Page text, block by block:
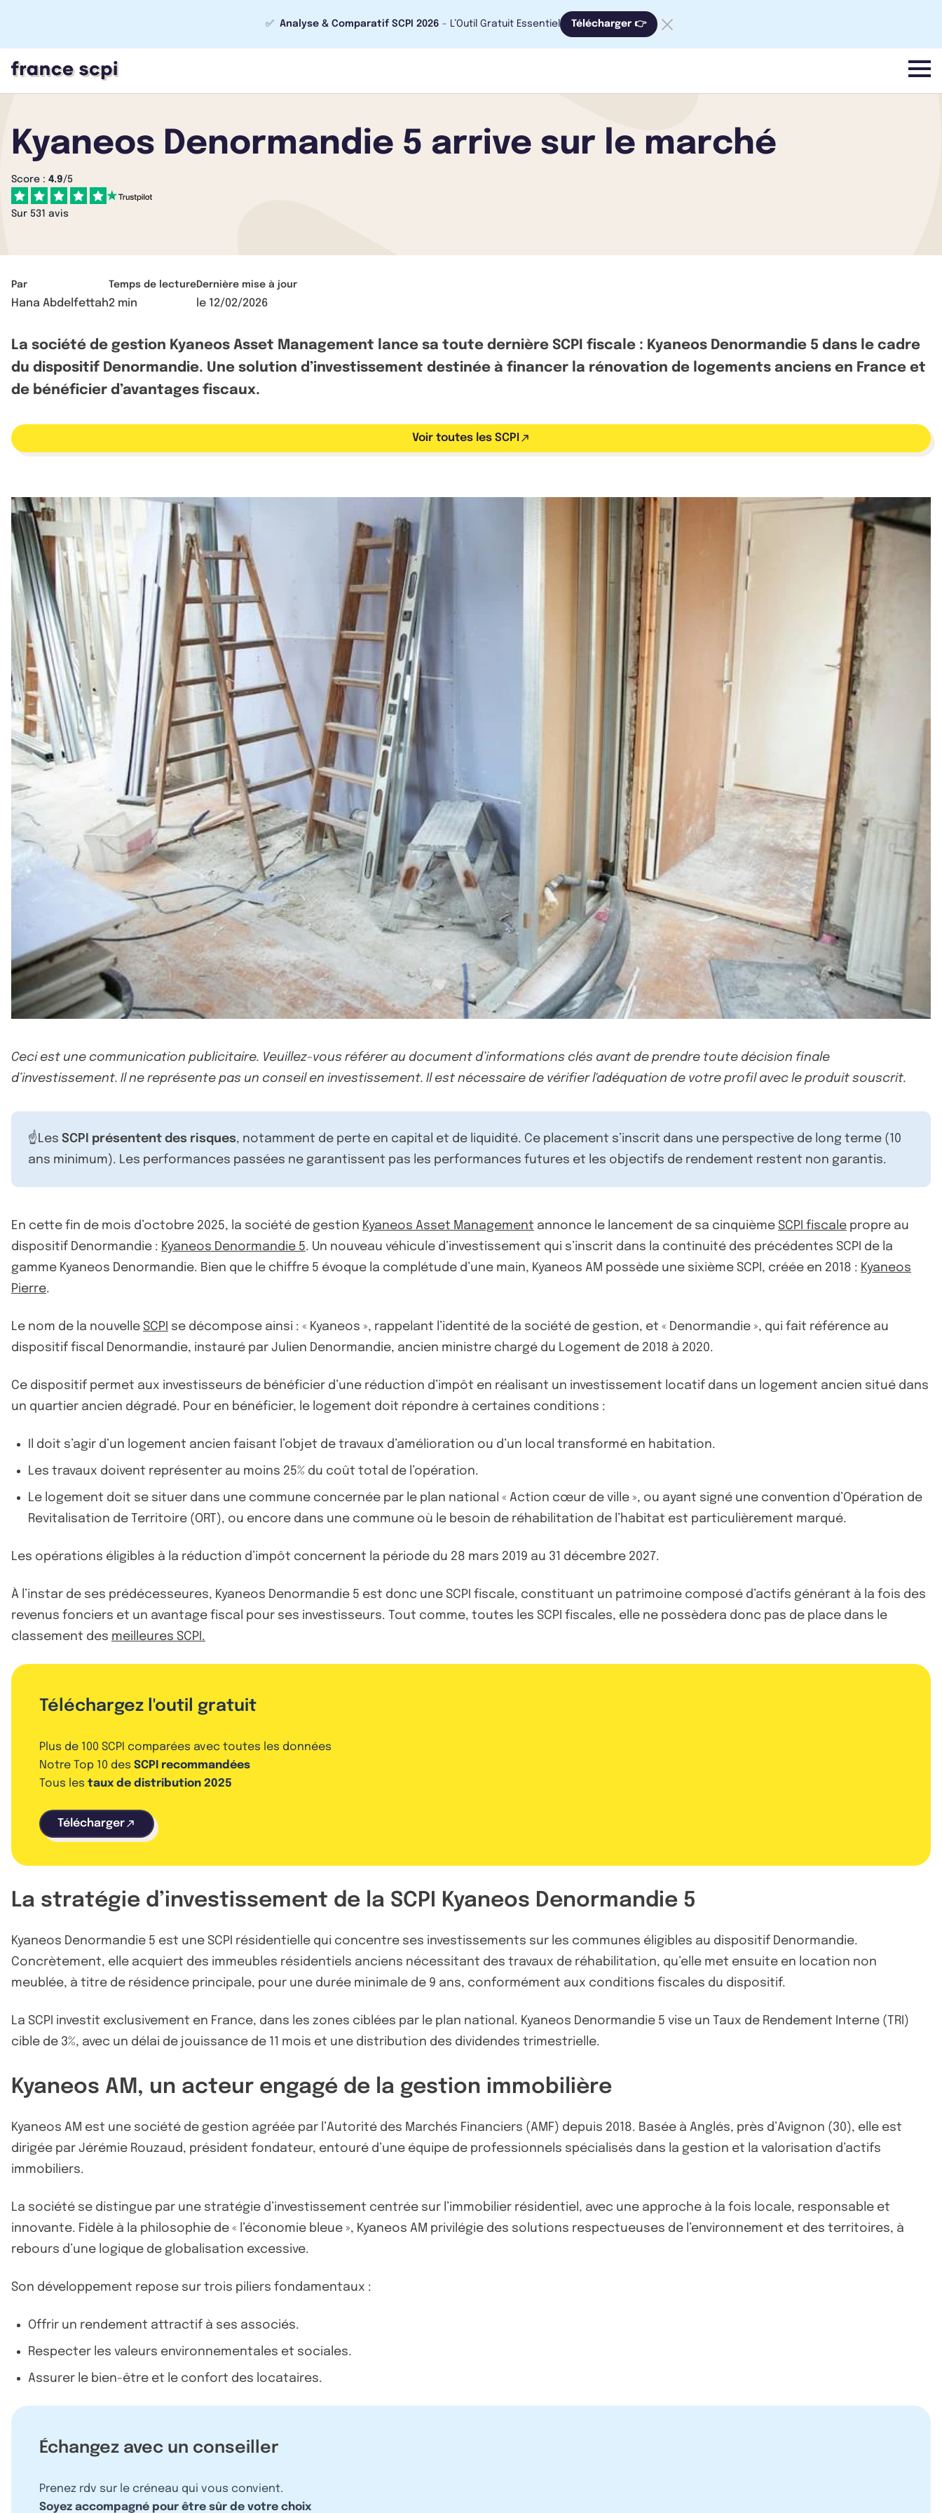
✅ Analyse & Comparatif SCPI 2026 - L’Outil Gratuit Essentiel Télécharger 👉
menu
Kyaneos Denormandie 5 arrive sur le marché
Score : 4.9/5
Sur 531 avis
Par
Hana Abdelfettah
Temps de lecture
2 min
Dernière mise à jour
le 12/02/2026
La société de gestion Kyaneos Asset Management lance sa toute dernière SCPI fiscale : Kyaneos Denormandie 5 dans le cadre
du dispositif Denormandie. Une solution d’investissement destinée à financer la rénovation de logements anciens en France et
de bénéficier d’avantages fiscaux.
Voir toutes les SCPI
Ceci est une communication publicitaire. Veuillez-vous référer au document d’informations clés avant de prendre toute décision finale
d’investissement. Il ne représente pas un conseil en investissement. Il est nécessaire de vérifier l'adéquation de votre profil avec le produit souscrit.
☝️Les SCPI présentent des risques, notamment de perte en capital et de liquidité. Ce placement s’inscrit dans une perspective de long terme (10
ans minimum). Les performances passées ne garantissent pas les performances futures et les objectifs de rendement restent non garantis.
En cette fin de mois d’octobre 2025, la société de gestion Kyaneos Asset Management annonce le lancement de sa cinquième SCPI fiscale propre au
dispositif Denormandie : Kyaneos Denormandie 5. Un nouveau véhicule d’investissement qui s’inscrit dans la continuité des précédentes SCPI de la
gamme Kyaneos Denormandie. Bien que le chiffre 5 évoque la complétude d’une main, Kyaneos AM possède une sixième SCPI, créée en 2018 : Kyaneos
Pierre.
Le nom de la nouvelle SCPI se décompose ainsi : « Kyaneos », rappelant l’identité de la société de gestion, et « Denormandie », qui fait référence au
dispositif fiscal Denormandie, instauré par Julien Denormandie, ancien ministre chargé du Logement de 2018 à 2020.
Ce dispositif permet aux investisseurs de bénéficier d’une réduction d’impôt en réalisant un investissement locatif dans un logement ancien situé dans
un quartier ancien dégradé. Pour en bénéficier, le logement doit répondre à certaines conditions :
Il doit s’agir d’un logement ancien faisant l’objet de travaux d’amélioration ou d’un local transformé en habitation.
Les travaux doivent représenter au moins 25% du coût total de l’opération.
Le logement doit se situer dans une commune concernée par le plan national « Action cœur de ville », ou ayant signé une convention d’Opération de
Revitalisation de Territoire (ORT), ou encore dans une commune où le besoin de réhabilitation de l’habitat est particulièrement marqué.
Les opérations éligibles à la réduction d’impôt concernent la période du 28 mars 2019 au 31 décembre 2027.
À l’instar de ses prédécesseures, Kyaneos Denormandie 5 est donc une SCPI fiscale, constituant un patrimoine composé d’actifs générant à la fois des
revenus fonciers et un avantage fiscal pour ses investisseurs. Tout comme, toutes les SCPI fiscales, elle ne possèdera donc pas de place dans le
classement des meilleures SCPI.
Téléchargez l'outil gratuit
Plus de 100 SCPI comparées avec toutes les données
Notre Top 10 des SCPI recommandées
Tous les taux de distribution 2025
Télécharger
La stratégie d’investissement de la SCPI Kyaneos Denormandie 5
Kyaneos Denormandie 5 est une SCPI résidentielle qui concentre ses investissements sur les communes éligibles au dispositif Denormandie.
Concrètement, elle acquiert des immeubles résidentiels anciens nécessitant des travaux de réhabilitation, qu’elle met ensuite en location non
meublée, à titre de résidence principale, pour une durée minimale de 9 ans, conformément aux conditions fiscales du dispositif.
La SCPI investit exclusivement en France, dans les zones ciblées par le plan national. Kyaneos Denormandie 5 vise un Taux de Rendement Interne (TRI)
cible de 3%, avec un délai de jouissance de 11 mois et une distribution des dividendes trimestrielle.
Kyaneos AM, un acteur engagé de la gestion immobilière
Kyaneos AM est une société de gestion agréée par l’Autorité des Marchés Financiers (AMF) depuis 2018. Basée à Anglés, près d’Avignon (30), elle est
dirigée par Jérémie Rouzaud, président fondateur, entouré d’une équipe de professionnels spécialisés dans la gestion et la valorisation d’actifs
immobiliers.
La société se distingue par une stratégie d’investissement centrée sur l’immobilier résidentiel, avec une approche à la fois locale, responsable et
innovante. Fidèle à la philosophie de « l’économie bleue », Kyaneos AM privilégie des solutions respectueuses de l’environnement et des territoires, à
rebours d’une logique de globalisation excessive.
Son développement repose sur trois piliers fondamentaux :
Offrir un rendement attractif à ses associés.
Respecter les valeurs environnementales et sociales.
Assurer le bien-être et le confort des locataires.
Échangez avec un conseiller
Prenez rdv sur le créneau qui vous convient.
Soyez accompagné pour être sûr de votre choix